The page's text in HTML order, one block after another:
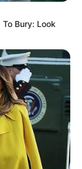
Bury: Look